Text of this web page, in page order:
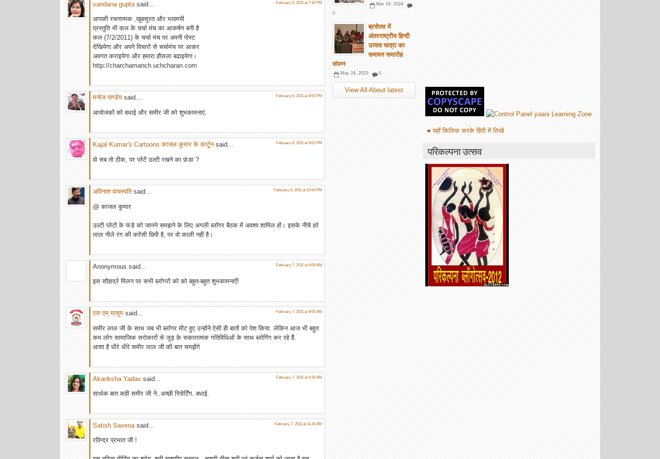
vandana guptasaid... February 6, 2011 at 7:10 PM
आपकी रचनात्मक ,खूबसूरत और भावमयी
प्रस्तुति भी कल के चर्चा मंच का आकर्षण बनी है
कल (7/2/2011) के चर्चा मंच पर अपनी पोस्ट
देखियेगा और अपने विचारों से चर्चामंच पर आकर
अवगत कराइयेगा और हमारा हौसला बढाइयेगा।
http://charchamanch.uchcharan.com
मनोज पाण्डेयsaid... February 6, 2011 at 8:55 PM
आयोजकों को बधाई और समीर जी को शुभकामनाएं.
Kajal Kumar's Cartoons काजल कुमार के कार्टूनsaid... February 6, 2011 at 9:02 PM
वो सब तो ठीक, पर प्लेटें उल्टी रखने का फ़ंडा ?
अविनाश वाचस्पतिsaid... February 6, 2011 at 10:54 PM
@ काजल कुमार
उल्‍टी प्‍लेटों के फंडे को जानने समझने के लिए अगली ब्‍लॉगर बैठक में अवश्‍य शामिल हों। इसके नीचे हरे
लाल नीले रंग की करेंसी छिपी है, पर वो काली नहीं है।
Anonymous said... February 7, 2011 at 6:09 AM
इस सौहार्द्र मिलन पर सभी ब्लॉगरों को को बहुत-बहुत शुभकामनाएँ!
एस एम् मासूम said... February 7, 2011 at 9:05 AM
समीर लाल जी के साथ जब भी ब्लॉगर मीट हुए उन्होंने ऐसी ही बातों को पेश किया. लेकिन आज भी बहुत
कम लोग सामाजिक सरोकारों से जुड़ के सकारात्मक गतिविधिओं के साथ ब्लोगिंग कर रहे हैं.
आशा है धीरे धीरे समीर लाल जी की बात समझेंगे
Akanksha Yadav said... February 7, 2011 at 9:18 AM
सार्थक बात कही समीर जी ने..अच्छी रिपोर्टिंग..बधाई.
Satish Saxena said... February 7, 2011 at 11:28 AM
रविन्द्र प्रभात जी !
यहाँ किलिक करके हिंदी में लिखें
परिकल्पना उत्सव
Mar 19, 2024
0
ब्रसेल्स में
अंतरराष्ट्रीय हिन्दी
उत्सव यात्रा का
समापन समारोह
संपन्न
May 24, 2023 0
View All About latest